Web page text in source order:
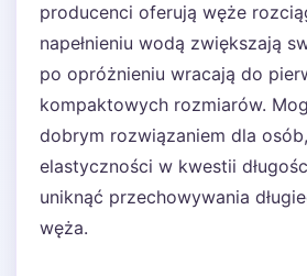
producenci oferują węże
napełnieniu wodą zwiększają
po opróżnieniu wracają do
kompaktowych rozmiarów.
dobrym rozwiązaniem dla
elastyczności w kwestii
uniknąć przechowywania
węża.